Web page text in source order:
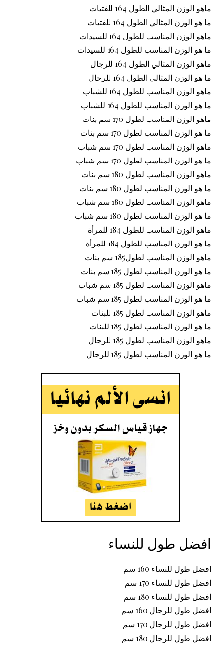
ماهو الوزن المثالي الطول 164 للفتيات
ما هو الوزن المثالي الطول 164 للفتيات
ماهو الوزن المناسب للطول 164 للسيدات
ما هو الوزن المناسب للطول 164 للسيدات
ماهو الوزن المثالي الطول 164 للرجال
ما هو الوزن المثالي الطول 164 للرجال
ماهو الوزن المناسب للطول 164 للشباب
ما هو الوزن المناسب للطول 164 للشباب
ماهو الوزن المناسب لطول 170 سم بنات
ما هو الوزن المناسب لطول 170 سم بنات
ماهو الوزن المناسب لطول 170 سم شباب
ما هو الوزن المناسب لطول 170 سم شباب
ماهو الوزن المناسب لطول 180 سم بنات
ما هو الوزن المناسب لطول 180 سم بنات
ماهو الوزن المناسب لطول 180 سم شباب
ما هو الوزن المناسب لطول 180 سم شباب
ماهو الوزن المناسب للطول 184 للمرأة
ما هو الوزن المناسب للطول 184 للمرأة
ماهو الوزن المناسب لطول185 سم بنات
ما هو الوزن المناسب لطول 185 سم بنات
ماهو الوزن المناسب لطول 185 سم شباب
ما هو الوزن المناسب لطول 185 سم شباب
ماهو الوزن المناسب لطول 185 للبنات
ما هو الوزن المناسب لطول 185 للبنات
ماهو الوزن المناسب لطول 185 للرجال
ما هو الوزن المناسب لطول 185 للرجال
افضل طول للنساء
افضل طول للنساء 160 سم
افضل طول للنساء 170 سم
افضل طول للنساء 180 سم
افضل طول للرجال 160 سم
افضل طول للرجال 170 سم
افضل طول للرجال 180 سم